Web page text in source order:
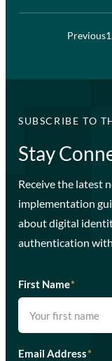
Previous1
SUBSCRIBE TO
Stay
Receive the latest
implementation
about digital
authentication with
First Name*
Email Address*